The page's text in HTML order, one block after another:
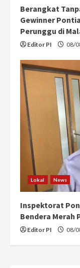
Berangkat
Gewinner
Perunggu di
Editor PI 08/
Lokal News
Inspektorat
Bendera Merah
Editor PI 08/